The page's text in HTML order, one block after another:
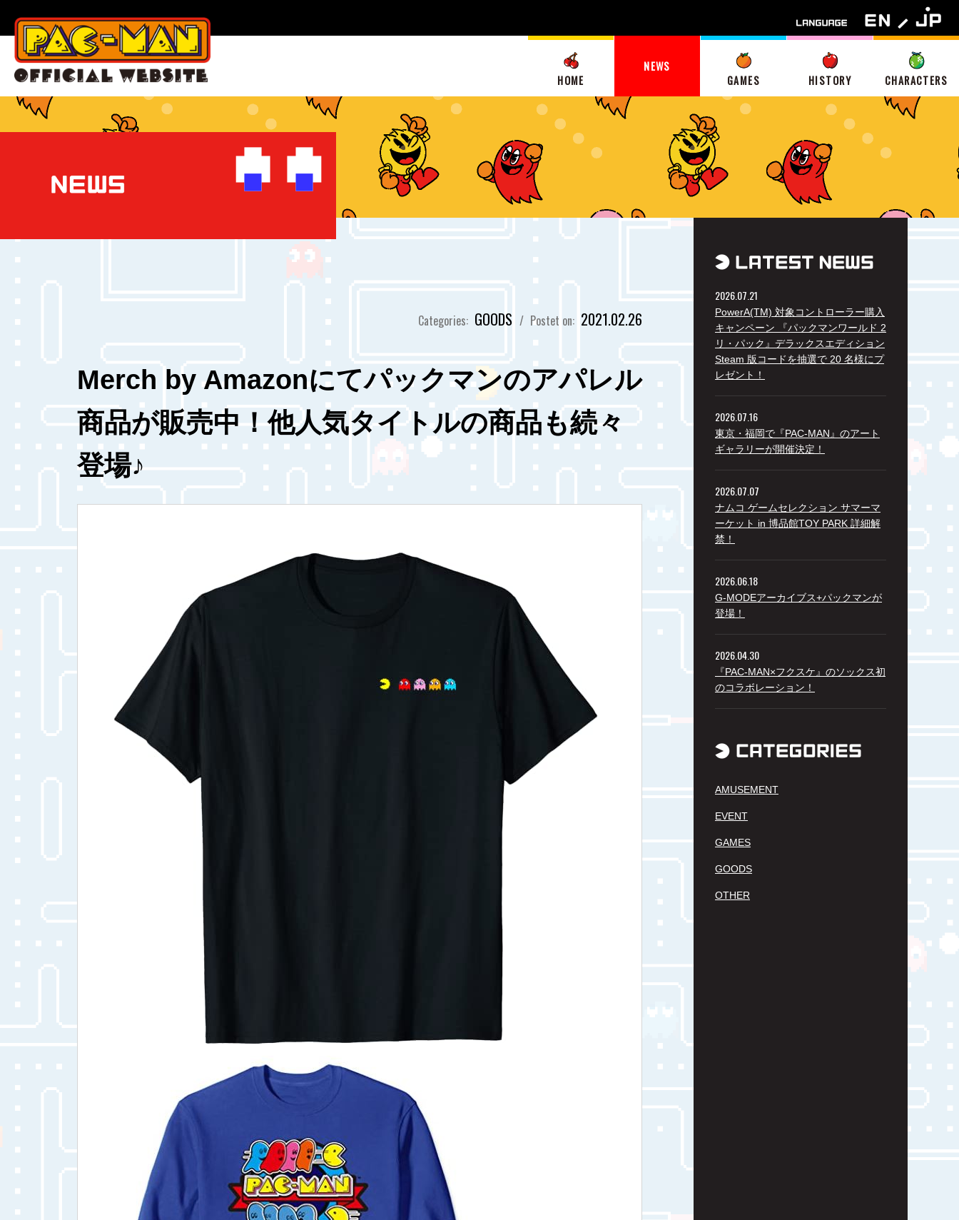
HOME
NEWS
GAMES
HISTORY CHARACTERS
Categories: GOODS / Postet on: 2021.02.26
Merch by Amazonにてパックマンのアパレル
商品が販売中！他人気タイトルの商品も続々
登場♪
2026.07.21
PowerA(TM) 対象コントローラー購入
キャンペーン 『パックマンワールド 2
リ・パック』デラックスエディション
Steam 版コードを抽選で 20 名様にプ
レゼント！
2026.07.16
東京・福岡で『PAC-MAN』のアート
ギャラリーが開催決定！
2026.07.07
ナムコ ゲームセレクション サマーマ
ーケット in 博品館TOY PARK 詳細解
禁！
2026.06.18
G-MODEアーカイブス+パックマンが
登場！
2026.04.30
『PAC-MAN×フクスケ』のソックス初
のコラボレーション！
AMUSEMENT
EVENT
GAMES
GOODS
OTHER